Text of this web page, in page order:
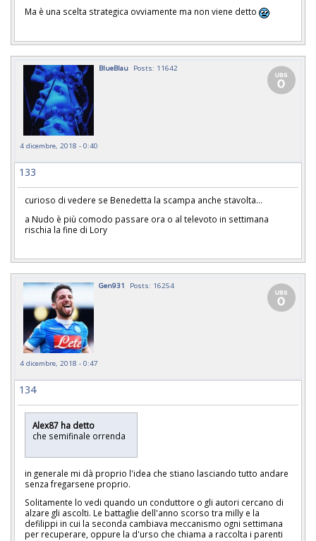
Ma è una scelta strategica ovviamente ma non viene detto
BlueBlau Posts: 11642
4 dicembre, 2018 - 0:40
133
curioso di vedere se Benedetta la scampa anche stavolta...
a Nudo è più comodo passare ora o al televoto in settimana
rischia la fine di Lory
Gen931 Posts: 16254
4 dicembre, 2018 - 0:47
134
Alex87 ha detto
che semifinale orrenda
in generale mi dà proprio l'idea che stiano lasciando tutto andare
senza fregarsene proprio.
Solitamente lo vedi quando un conduttore o gli autori cercano di
alzare gli ascolti. Le battaglie dell'anno scorso tra milly e la
defilippi in cui la seconda cambiava meccanismo ogni settimana
per recuperare, oppure la d'urso che chiama a raccolta i parenti